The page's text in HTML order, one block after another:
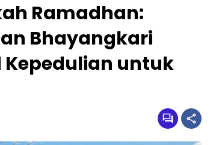
Ramadhan:
Bhayangkari
Kepedulian untuk